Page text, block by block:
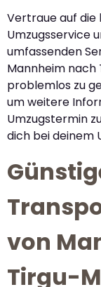
Vertraue auf die
Umzugsservice
umfassenden
Mannheim nach
problemlos zu
um weitere
Umzugstermin
dich bei deinem
von
Tirgu-